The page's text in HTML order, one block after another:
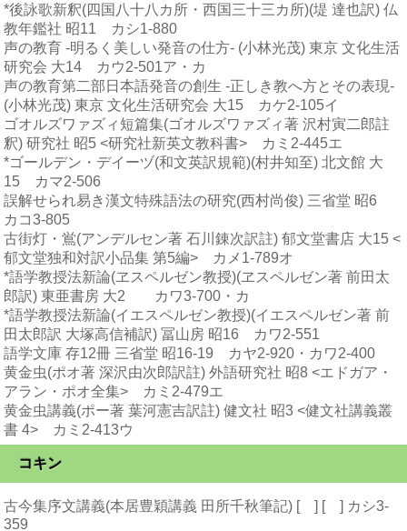
*後詠歌新釈(四国八十八カ所・西国三十三カ所)(堤 達也訳) 仏
教年鑑社 昭11 カシ1-880
声の教育 -明るく美しい発音の仕方- (小林光茂) 東京 文化生活
研究会 大14 カウ2-501ア・カ
声の教育第二部日本語発音の創生 -正しき教へ方とその表現-
(小林光茂) 東京 文化生活研究会 大15 カケ2-105イ
ゴオルズワァズィ短篇集(ゴオルズワァズィ著 沢村寅二郎註
釈) 研究社 昭5 <研究社新英文教科書> カミ2-445エ
*ゴールデン・デイーヅ(和文英訳規範)(村井知至) 北文館 大
15 カマ2-506
誤解せられ易き漢文特殊語法の研究(西村尚俊) 三省堂 昭6
カコ3-805
古街灯・鴬(アンデルセン著 石川錬次訳註) 郁文堂書店 大15 <
郁文堂独和対訳小品集 第5編> カメ1-789オ
*語学教授法新論(ヱスペルゼン教授)(ヱスペルゼン著 前田太
郎訳) 東亜書房 大2 カワ3-700・カ
*語学教授法新論(イエスペルゼン教授)(イエスペルゼン著 前
田太郎訳 大塚高信補訳) 冨山房 昭16 カワ2-551
語学文庫 存12冊 三省堂 昭16-19 カヤ2-920・カワ2-400
黄金虫(ポオ著 深沢由次郎訳註) 外語研究社 昭8 <エドガア・
アラン・ポオ全集> カミ2-479エ
黄金虫講義(ポー著 葉河憲吉訳註) 健文社 昭3 <健文社講義叢
書 4> カミ2-413ウ
コキン
古今集序文講義(本居豊穎講義 田所千秋筆記) [ ] [ ] カシ3-
359